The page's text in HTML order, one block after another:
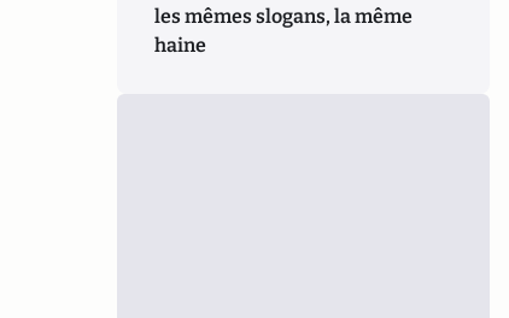
les mêmes slogans, la même
haine